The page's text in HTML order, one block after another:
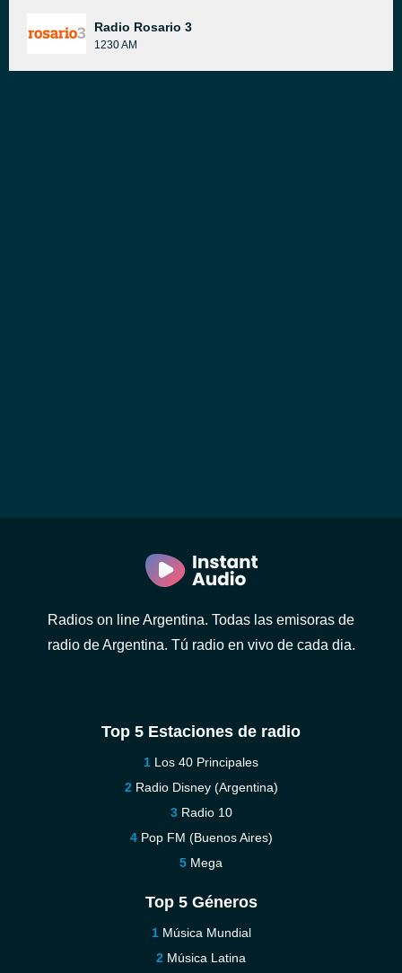
Radio Rosario 3
1230 AM
Radios on line Argentina. Todas las emisoras de
radio de Argentina. Tú radio en vivo de cada dia.
Top 5 Estaciones de radio
Los 40 Principales
Radio Disney (Argentina)
Radio 10
Pop FM (Buenos Aires)
Mega
Top 5 Géneros
Música Mundial
Música Latina